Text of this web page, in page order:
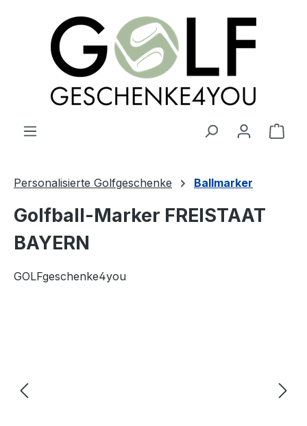
springen
Personalisierte Golfgeschenke Ballmarker
Golfball-Marker FREISTAAT
BAYERN
GOLFgeschenke4you